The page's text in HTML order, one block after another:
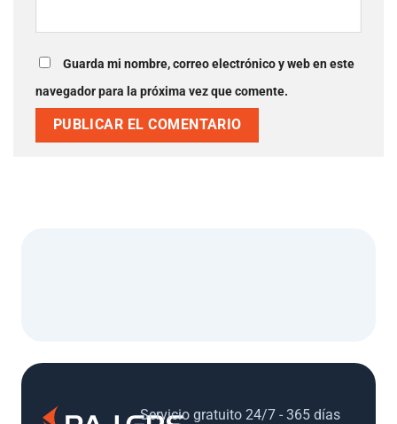
Guarda mi nombre, correo electrónico y web en
este navegador para la próxima vez que comente.
Servicio gratuito 24/7 - 365 días al